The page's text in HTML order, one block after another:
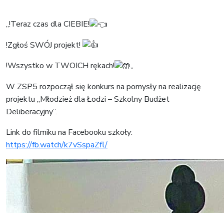
„!Teraz czas dla CIEBIE!
!Zgłoś SWÓJ projekt!
!Wszystko w TWOICH rękach!
„
W ZSP5 rozpoczął się konkurs na pomysły na realizację
projektu „Młodzież dla Łodzi – Szkolny Budżet
Deliberacyjny”.
Link do filmiku na Facebooku szkoły:
https://fb.watch/k7vSspaZfl/